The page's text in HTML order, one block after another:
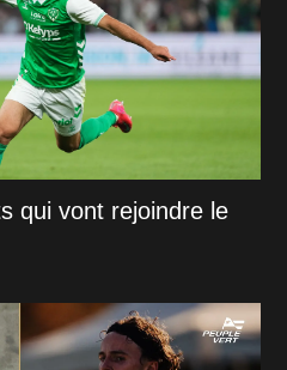
qui vont rejoindre le